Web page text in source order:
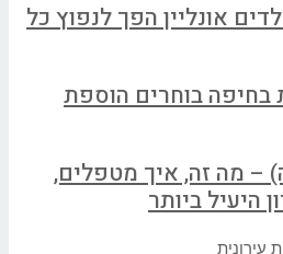
אונליין הפך לנפוץ כל
בחיפה בוחרים הוספת
– מה זה, איך מטפלים,
היעיל ביותר